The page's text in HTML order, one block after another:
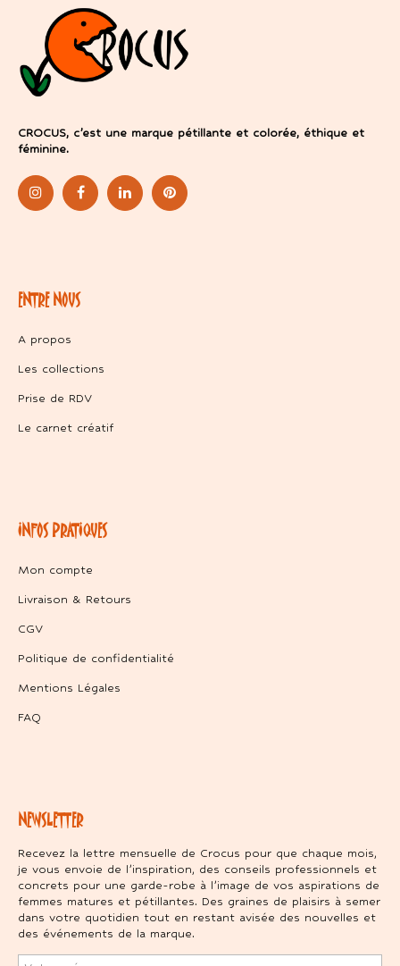
CROCUS, c’est une marque pétillante et colorée, éthique et
féminine.
ENTRE NOUS
A propos
Les collections
Prise de RDV
Le carnet créatif
INFOS PRATIQUES
Mon compte
Livraison & Retours
CGV
Politique de confidentialité
Mentions Légales
FAQ
NEWSLETTER
Recevez la lettre mensuelle de Crocus pour que chaque mois,
je vous envoie de l’inspiration, des conseils professionnels et
concrets pour une garde-robe à l’image de vos aspirations de
femmes matures et pétillantes. Des graines de plaisirs à semer
dans votre quotidien tout en restant avisée des nouvelles et
des événements de la marque.